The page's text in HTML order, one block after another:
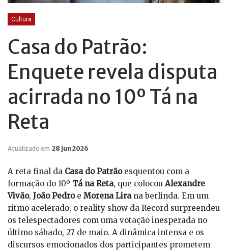
Cultura
Casa do Patrão:
Enquete revela disputa
acirrada no 10º Tá na
Reta
Atualizado em 28 jun 2026
A reta final da Casa do Patrãoesquentou com a
formação do 10º Tá na Reta, que colocou Alexandre
Vivão, João Pedroe Morena Lirana berlinda. Em um
ritmo acelerado, o reality show da Record surpreendeu
os telespectadores com uma votação inesperada no
último sábado, 27 de maio. A dinâmica intensa e os
discursos emocionados dos participantes prometem